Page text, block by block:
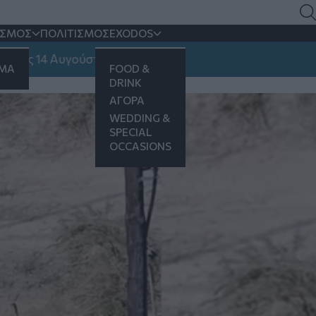
ΠΟΛΙΤΙΣΜΟΣEXODOS
FOOD &
DRINK
ΑΓΟΡΑ
WEDDING &
SPECIAL
OCCASIONS
Αυγούστου
σταθμό της Νέας